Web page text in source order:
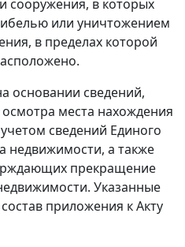
сооружения, в которых
или уничтожением
в пределах которой
основании сведений,
места нахождения
сведений Единого
недвижимости, а также
прекращение
Указанные
приложения к Акту